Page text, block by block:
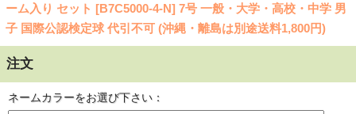
ーム入り セット [B7C5000-4-N] 7号 一般・大学・高校・中学 男
子 国際公認検定球 代引不可 (沖縄・離島は別途送料1,800円)
注文
ネームカラーをお選び下さい：